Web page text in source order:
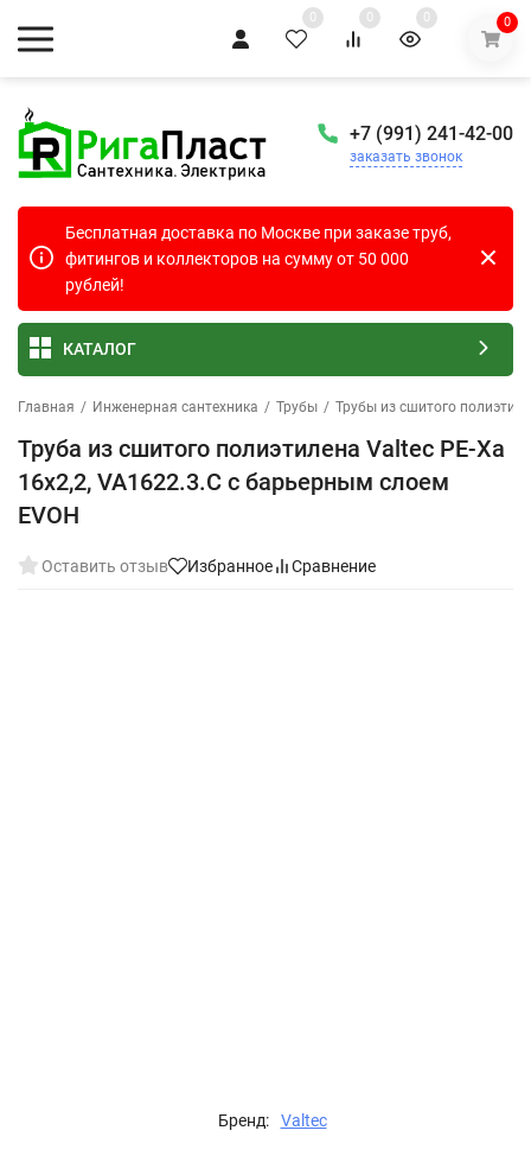
0 0 0 0
+7 (991) 241-42-00
заказать звонок
Бесплатная доставка по Москве при заказе труб,
фитингов и коллекторов на сумму от 50 000
рублей!
КАТАЛОГ
Главная / Инженерная сантехника / Трубы / Трубы из сшитого
Труба из сшитого полиэтилена Valtec PE-Xa
16х2,2, VA1622.3.C с барьерным слоем
EVOH
Оставить отзыв Избранное Сравнение
Бренд: Valtec